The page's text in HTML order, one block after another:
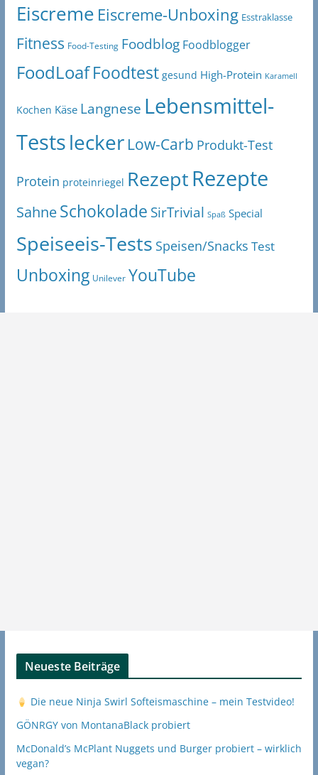
Eiscreme Eiscreme-Unboxing Esstraklasse
Fitness Food-Testing Foodblog Foodblogger
FoodLoaf Foodtest gesund High-Protein Karamell
Kochen Käse Langnese Lebensmittel-
Testslecker Low-Carb Produkt-Test
Protein proteinriegel RezeptRezepte
SahneSchokolade SirTrivial Spaß Special
Speiseeis-Tests Speisen/Snacks Test
Unboxing Unilever YouTube
Neueste Beiträge
Die neue Ninja Swirl Softeismaschine – mein Testvideo!
GÖNRGY von MontanaBlack probiert
McDonald’s McPlant Nuggets und Burger probiert – wirklich
vegan?